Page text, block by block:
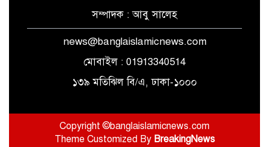
সম্পাদক : আবু সালেহ
news@banglaislamicnews.com
মোবাইল : 01913340514
১৩৯ মতিঝিল বি/এ, ঢাকা-১০০০
Copyright ©banglaislamicnews.com
Theme Customized By BreakingNews